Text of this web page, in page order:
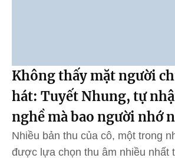
Không thấy mặt người
hát: Tuyết Nhung, tự
nghề mà bao người nhớ
Nhiều bản thu của cô, một trong
được lựa chọn thu âm nhiều nhất